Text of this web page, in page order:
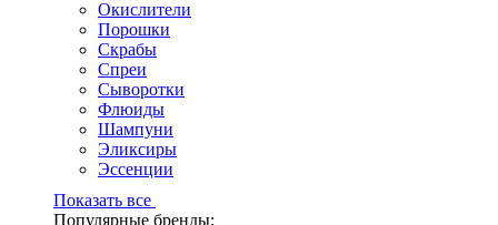
Окислители
Порошки
Скрабы
Спреи
Сыворотки
Флюиды
Шампуни
Эликсиры
Эссенции
Показать все
Популярные бренды: